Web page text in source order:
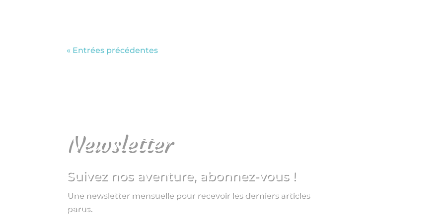
« Entrées précédentes
Newsletter
Suivez nos aventure, abonnez-vous !
Une newsletter mensuelle pour recevoir les derniers articles
parus.